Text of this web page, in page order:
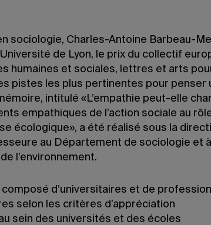
sociologie, Charles-Antoine Barbeau-
de Lyon, le prix du collectif
humaines et sociales, lettres et arts
pistes les plus pertinentes pour penser
intitulé «L’empathie peut-elle
empathiques de l’action sociale au
écologique», a été réalisé sous la
au Département de sociologie et à
l’environnement.
d’universitaires et de
selon les critères d’appréciation
sein des universités et des écoles